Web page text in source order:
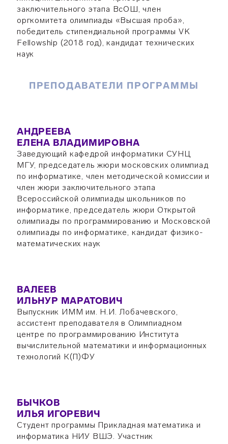
заключительного этапа ВсОШ, член
оргкомитета олимпиады «Высшая проба»,
победитель стипендиальной программы VK
Fellowship (2018 год), кандидат технических
наук
ПРЕПОДАВАТЕЛИ ПРОГРАММЫ
АНДРЕЕВА
ЕЛЕНА ВЛАДИМИРОВНА
Заведующий кафедрой информатики СУНЦ
МГУ, председатель жюри московских олимпиад
по информатике, член методической комиссии и
член жюри заключительного этапа
Всероссийской олимпиады школьников по
информатике, председатель жюри Открытой
олимпиады по программированию и Московской
олимпиады по информатике, кандидат физико-
математических наук
ВАЛЕЕВ
ИЛЬНУР МАРАТОВИЧ
Выпускник ИММ им. Н.И. Лобачевского,
ассистент преподавателя в Олимпиадном
центре по программированию Института
вычислительной математики и информационных
технологий К(П)ФУ
БЫЧКОВ
ИЛЬЯ ИГОРЕВИЧ
Студент программы Прикладная математика и
информатика НИУ ВШЭ. Участник